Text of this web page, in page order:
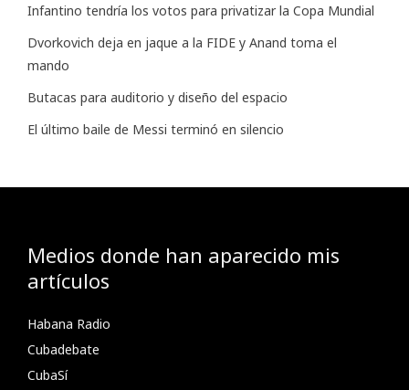
Infantino tendría los votos para privatizar la Copa Mundial
Dvorkovich deja en jaque a la FIDE y Anand toma el
mando
Butacas para auditorio y diseño del espacio
El último baile de Messi terminó en silencio
Medios donde han aparecido mis
artículos
Habana Radio
Cubadebate
CubaSí